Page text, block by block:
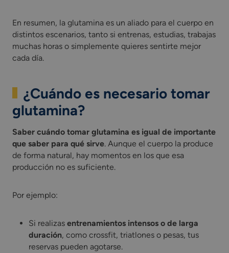
En resumen, la glutamina es un aliado para el cuerpo en
distintos escenarios, tanto si entrenas, estudias, trabajas
muchas horas o simplemente quieres sentirte mejor
cada día.
¿Cuándo es necesario tomar
glutamina?
Saber cuándo tomar glutamina es igual de importante
que saber para qué sirve. Aunque el cuerpo la produce
de forma natural, hay momentos en los que esa
producción no es suficiente.
Por ejemplo:
Si realizas entrenamientos intensos o de larga
duración, como crossfit, triatlones o pesas, tus
reservas pueden agotarse.